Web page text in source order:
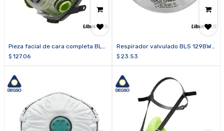
Pieza facial de cara completa BLS
5600
$ 127.06
Respirador valvulado BLS 129BW
para partículas FFP2 R D (caja de
$ 23.53